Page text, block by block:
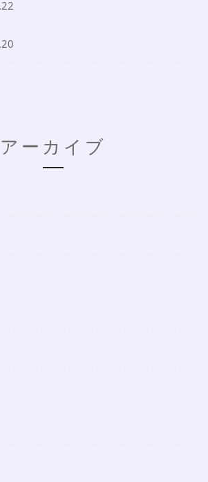
アーカイブ